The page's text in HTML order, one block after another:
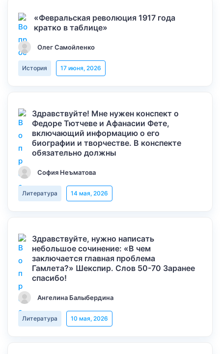
«Февральская революция 1917 года
кратко в таблице»
Олег Самойленко
История 17 июня, 2026
Здравствуйте! Мне нужен конспект о
Федоре Тютчеве и Афанасии Фете,
включающий информацию о его
биографии и творчестве. В конспекте
обязательно должны
София Неъматова
Литература 14 мая, 2026
Здравствуйте, нужно написать
небольшое сочинение: «В чем
заключается главная проблема
Гамлета?» Шекспир. Слов 50-70 Заранее
спасибо!
Ангелина Балыбердина
Литература 10 мая, 2026